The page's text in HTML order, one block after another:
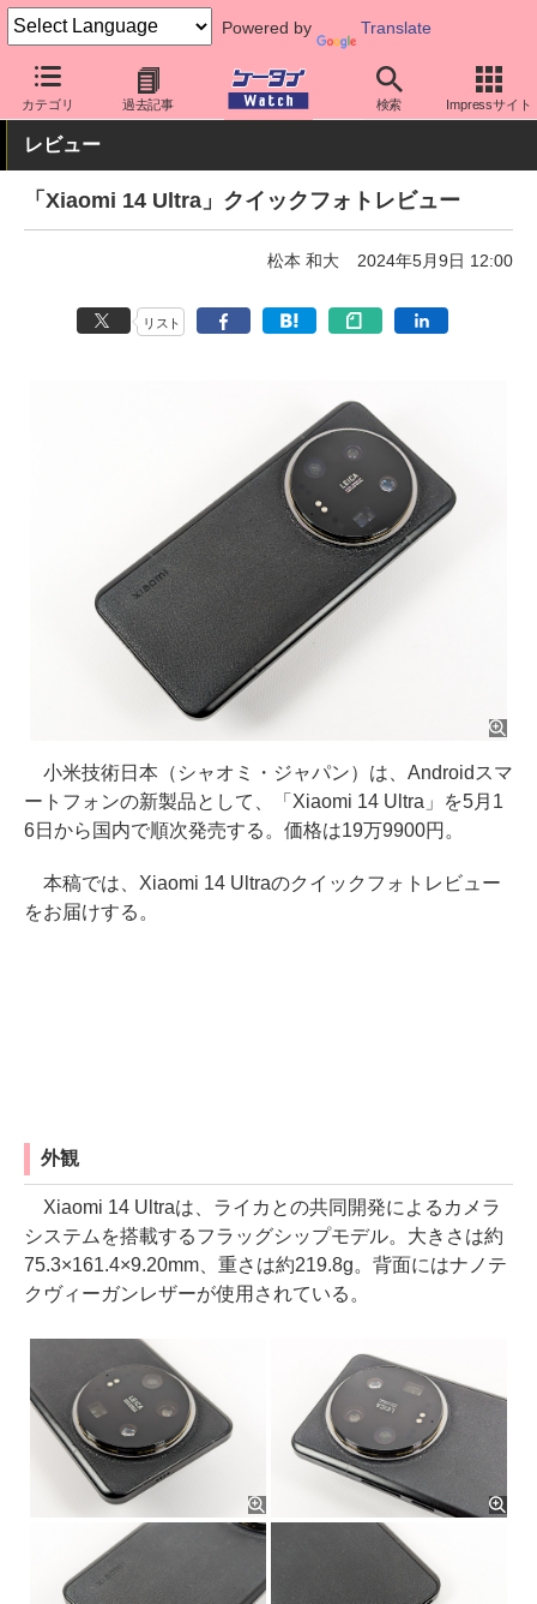
Powered by Translate
カテゴリ 過去記事 検索 Impressサイト
ケータイ Watch OS Android シャオミ
レビュー
「Xiaomi 14 Ultra」クイックフォトレビュー
松本 和大 2024年5月9日 12:00
リスト
小米技術日本（シャオミ・ジャパン）は、Androidスマ
ートフォンの新製品として、「Xiaomi 14 Ultra」を5月1
6日から国内で順次発売する。価格は19万9900円。
本稿では、Xiaomi 14 Ultraのクイックフォトレビュー
をお届けする。
外観
Xiaomi 14 Ultraは、ライカとの共同開発によるカメラ
システムを搭載するフラッグシップモデル。大きさは約
75.3×161.4×9.20mm、重さは約219.8g。背面にはナノテ
クヴィーガンレザーが使用されている。